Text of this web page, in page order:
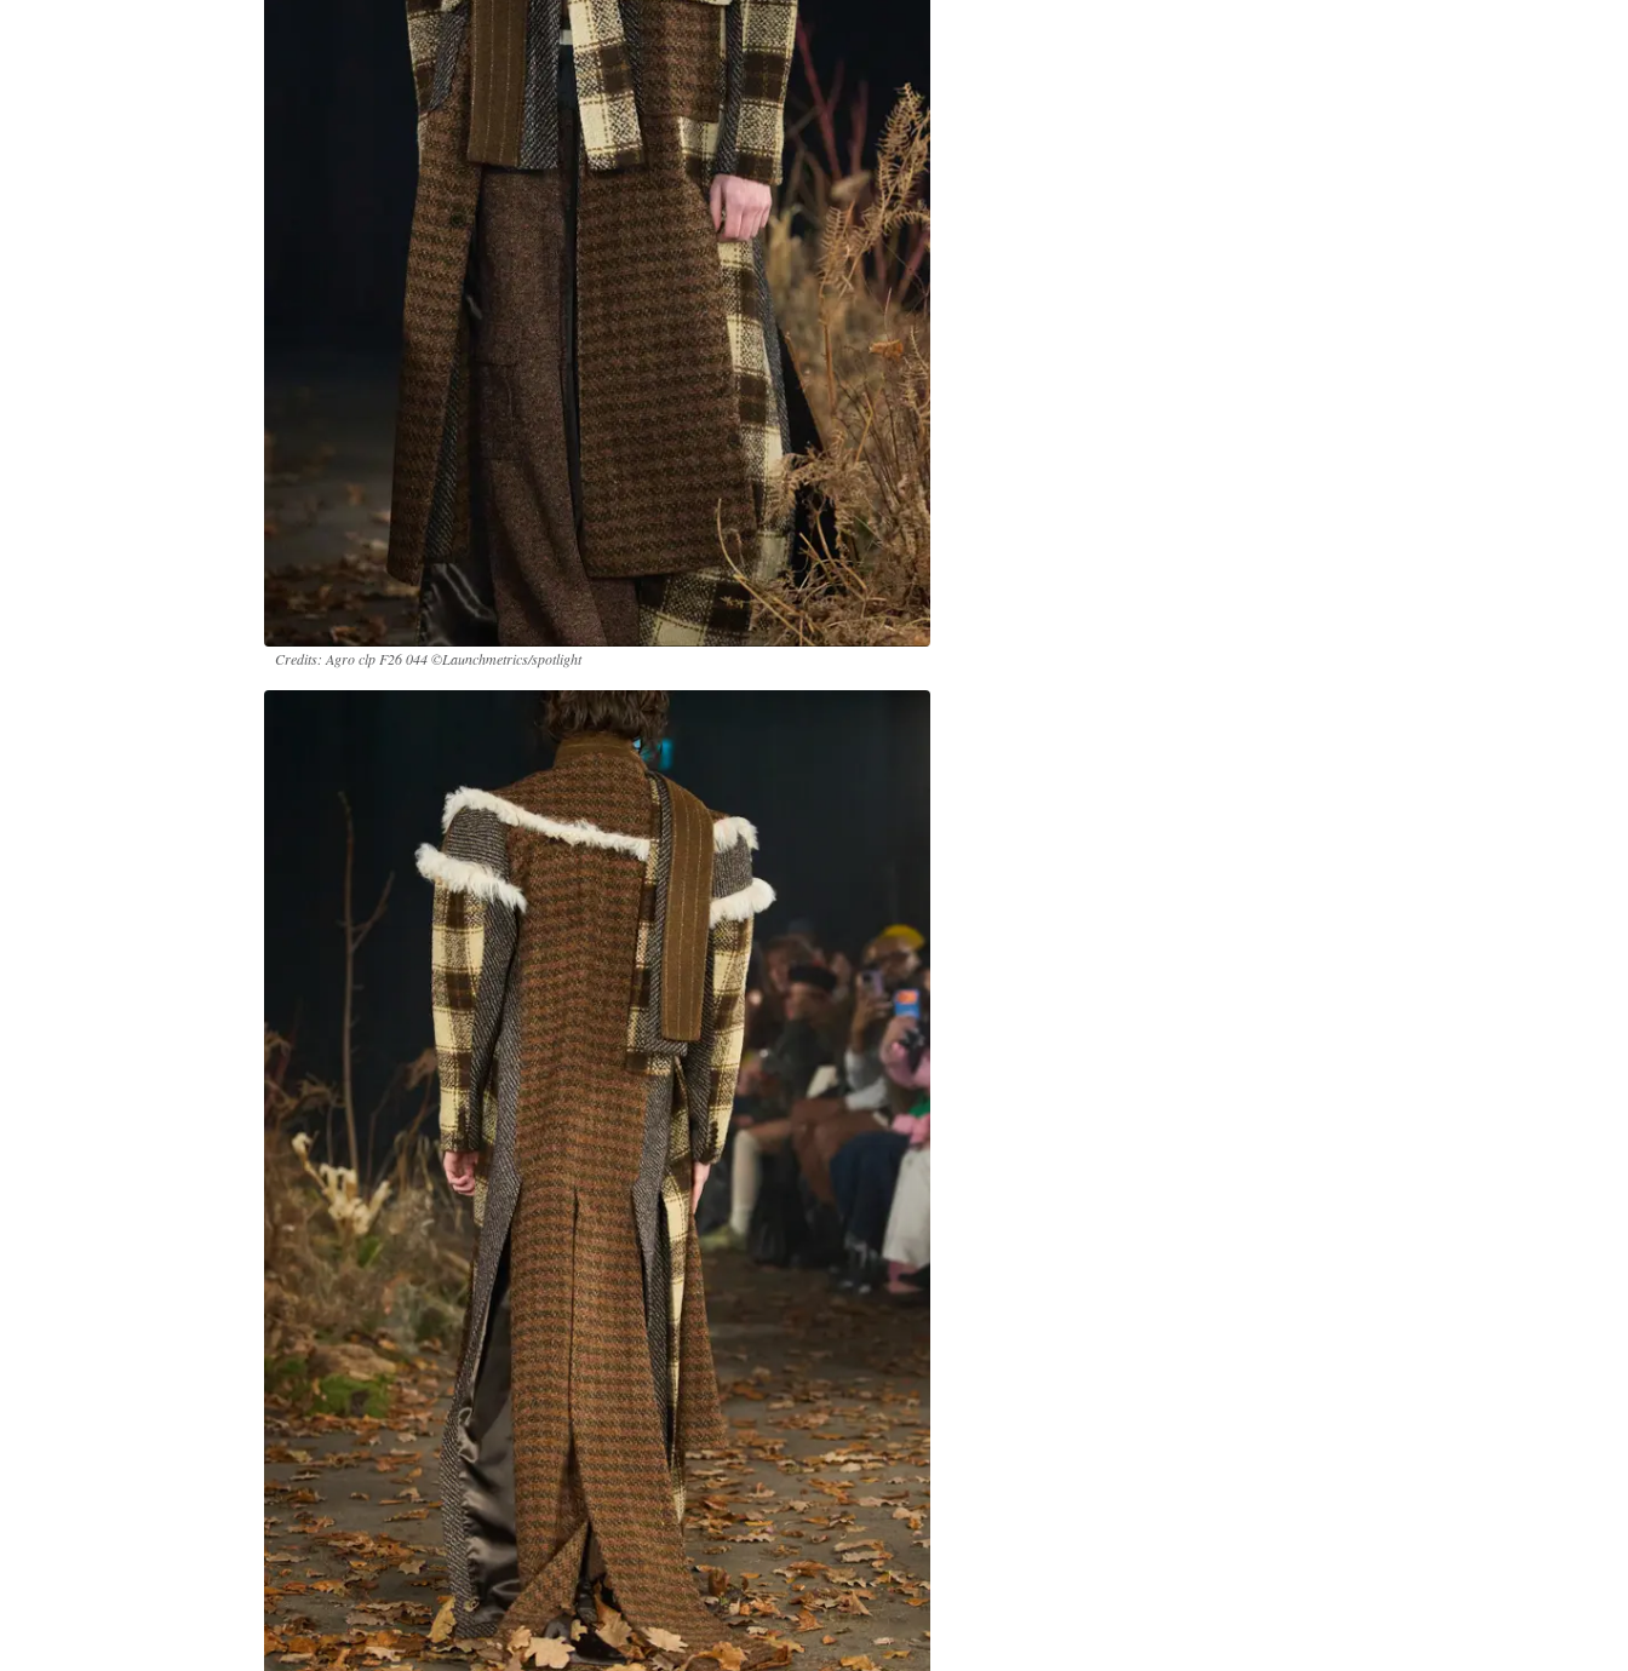
Credits: Agro clp F26 044 ©Launchmetrics/spotlight